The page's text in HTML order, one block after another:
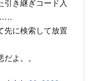
ら再インストー
引き継ぎコード入
に検索して放置